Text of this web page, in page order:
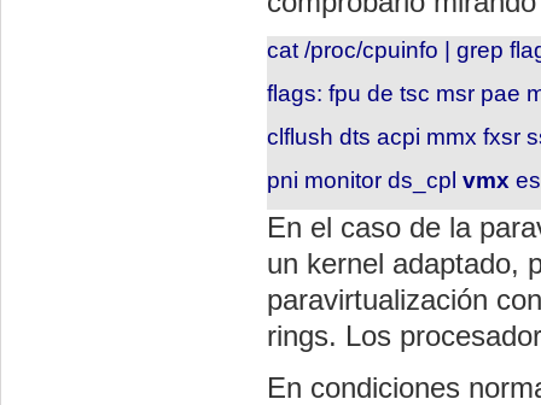
cat /proc/cpuinfo | grep
flags: fpu de tsc msr pae
clflush dts acpi mmx fxsr
pni monitor ds_cpl vmx
En el caso de la
un kernel adaptado,
paravirtualización
rings. Los
En condiciones